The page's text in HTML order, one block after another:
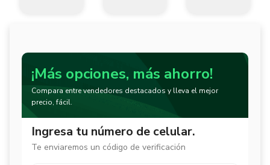
¡Más opciones, más ahorro!
Compara entre vendedores destacados y lleva el mejor
precio, fácil.
Ingresa tu número de celular.
Te enviaremos un código de verificación